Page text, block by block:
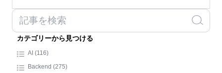
カテゴリーから見つける
AI (116)
Backend (275)